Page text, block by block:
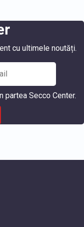
cu ultimele noutăți.
partea Secco Center.